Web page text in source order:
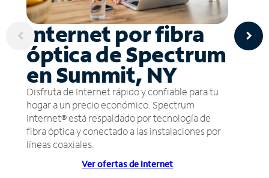
Internet por fibra
óptica de Spectrum
en Summit, NY
Disfruta de Internet rápido y confiable para tu
hogar a un precio económico. Spectrum
Internet® está respaldado por tecnología de
fibra óptica y conectado a las instalaciones por
líneas coaxiales.
Ver ofertas de Internet